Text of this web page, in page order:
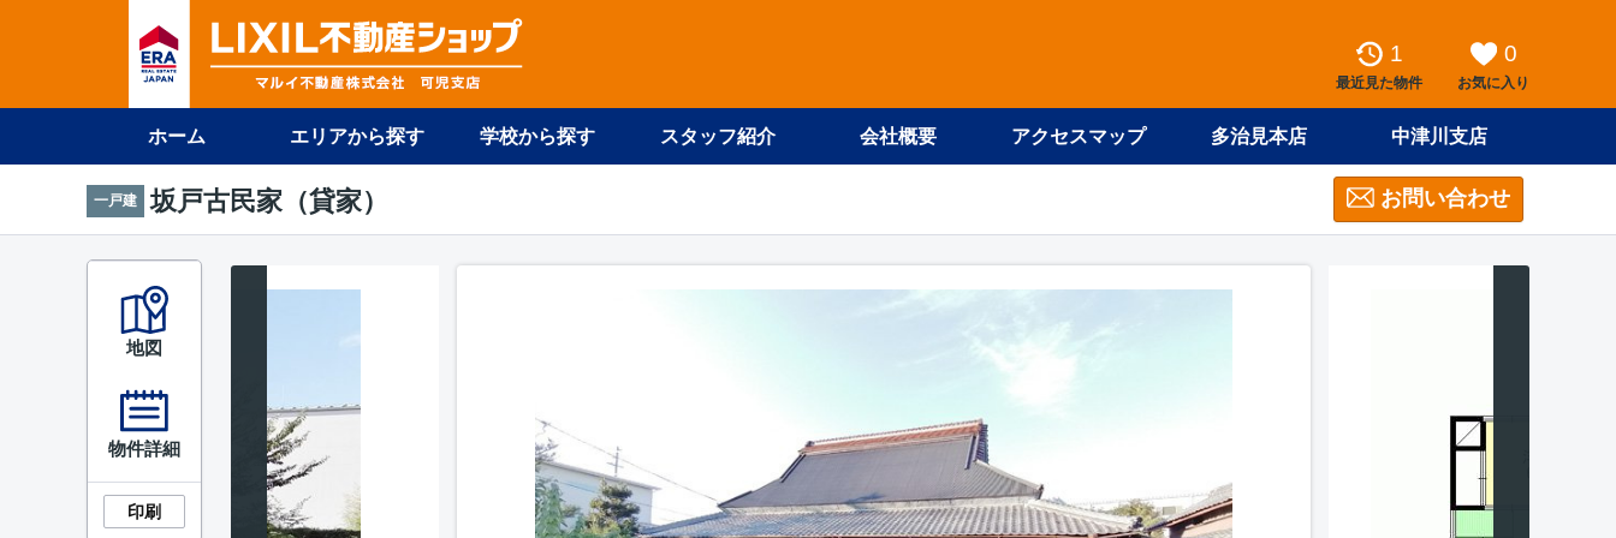
1
最近見た物件
0
お気に入り
ホーム エリアから探す 学校から探す スタッフ紹介 会社概要 アクセスマップ 多治見本店 中津川支店
一戸建 坂戸古民家（貸家） お問い合わせ
地図
物件詳細
印刷